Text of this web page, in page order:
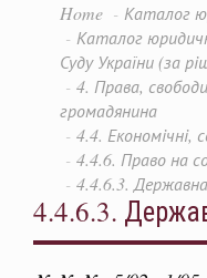
Home
Каталог
Каталог
Суду України (за
4. Права,
громадянина
4.4. Економічні,
4.4.6. Право на
4.4.6.3.
4.4.6.3.